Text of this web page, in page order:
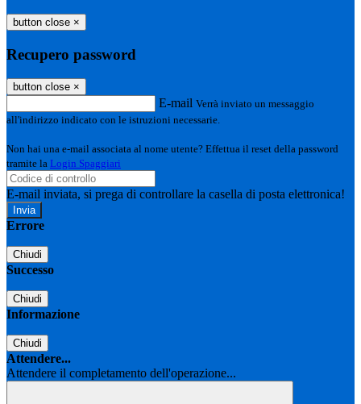
button close ×
Recupero password
button close ×
E-mail Verrà inviato un messaggio
all'indirizzo indicato con le istruzioni necessarie.
Non hai una e-mail associata al nome utente? Effettua il reset della password
tramite la Login Spaggiari
E-mail inviata, si prega di controllare la casella di posta elettronica!
Errore
Chiudi
Successo
Chiudi
Informazione
Chiudi
Attendere...
Attendere il completamento dell'operazione...